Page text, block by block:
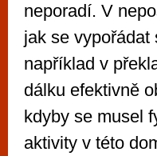
neporadí. V
jak se vypořádat
například v
dálku efektivně
kdyby se musel
aktivity v této